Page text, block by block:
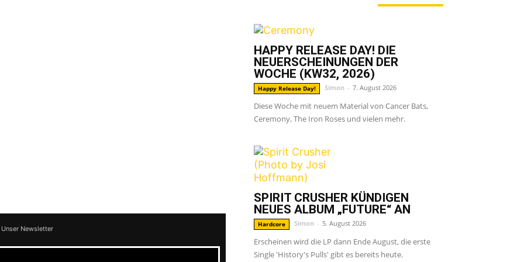
Newsletter
HAPPY RELEASE DAY! DIE
NEUERSCHEINUNGEN DER
WOCHE (KW32, 2026)
Happy Release Day! Simon - 7. August 2026
Diese Woche mit neuem Material von Cancer Bats,
Ceremony, The Iron Roses und vielen mehr.
SPIRIT CRUSHER KÜNDIGEN
NEUES ALBUM „FUTURE“ AN
Hardcore Simon - 5. August 2026
Erscheinen wird die LP dann Ende August, die erste
Single 'History's Pulls' gibt es bereits heute.